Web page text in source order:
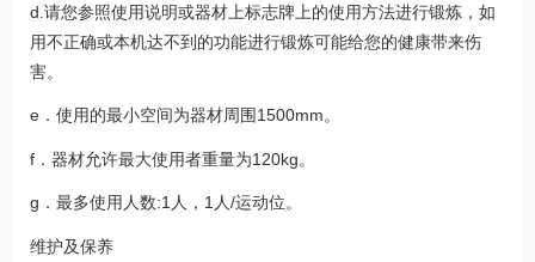
d.请您参照使用说明或器材上标志牌上的使用方法进行锻炼，如
用不正确或本机达不到的功能进行锻炼可能给您的健康带来伤
害。
e．使用的最小空间为器材周围1500mm。
f．器材允许最大使用者重量为120kg。
g．最多使用人数:1人，1人/运动位。
维护及保养